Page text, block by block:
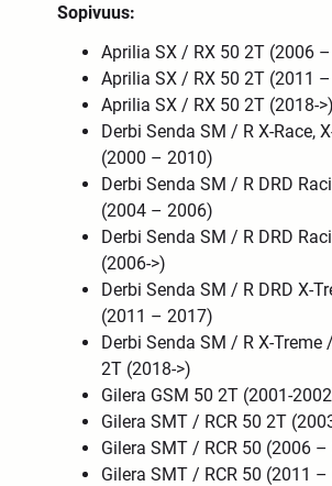
Sopivuus:
Aprilia SX / RX 50 2T (2006
Aprilia SX / RX 50 2T (2011
Aprilia SX / RX 50 2T (2018->)
Derbi Senda SM / R X-Race,
(2000 – 2010)
Derbi Senda SM / R DRD
(2004 – 2006)
Derbi Senda SM / R DRD
(2006->)
Derbi Senda SM / R DRD X-
(2011 – 2017)
Derbi Senda SM / R X-Treme
2T (2018->)
Gilera GSM 50 2T (2001-
Gilera SMT / RCR 50 2T
Gilera SMT / RCR 50 (2006
Gilera SMT / RCR 50 (2011